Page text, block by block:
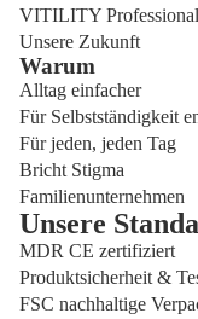
VITILITY Professional
Unsere Zukunft
Warum
Alltag einfacher
Für Selbstständigkeit
Für jeden, jeden Tag
Bricht Stigma
Familienunternehmen
Unsere
MDR CE zertifiziert
Produktsicherheit &
FSC nachhaltige